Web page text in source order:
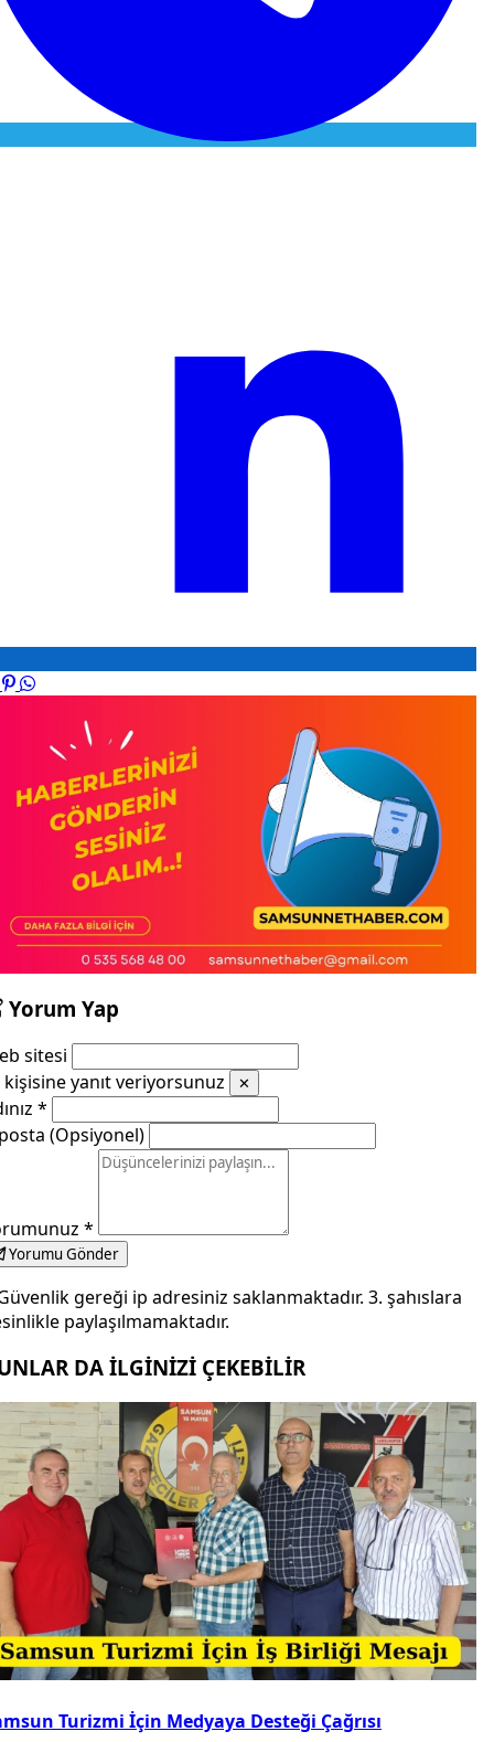
Yorum Yap
sitesi
kişisine yanıt veriyorsunuz
✕
*
(Opsiyonel)
*
Yorumu Gönder
gereği ip adresiniz saklanmaktadır. 3. şahıslara
paylaşılmamaktadır.
DA İLGİNİZİ ÇEKEBİLİR
Turizmi İçin Medyaya Desteği Çağrısı